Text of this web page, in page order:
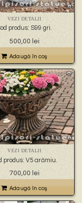
–
–
–
–
–
VEZI DETALII
produs: S99 gri.
500,00 lei
Adaugă în coş
VEZI DETALII
produs: V5 arămiu.
700,00 lei
Adaugă în coş